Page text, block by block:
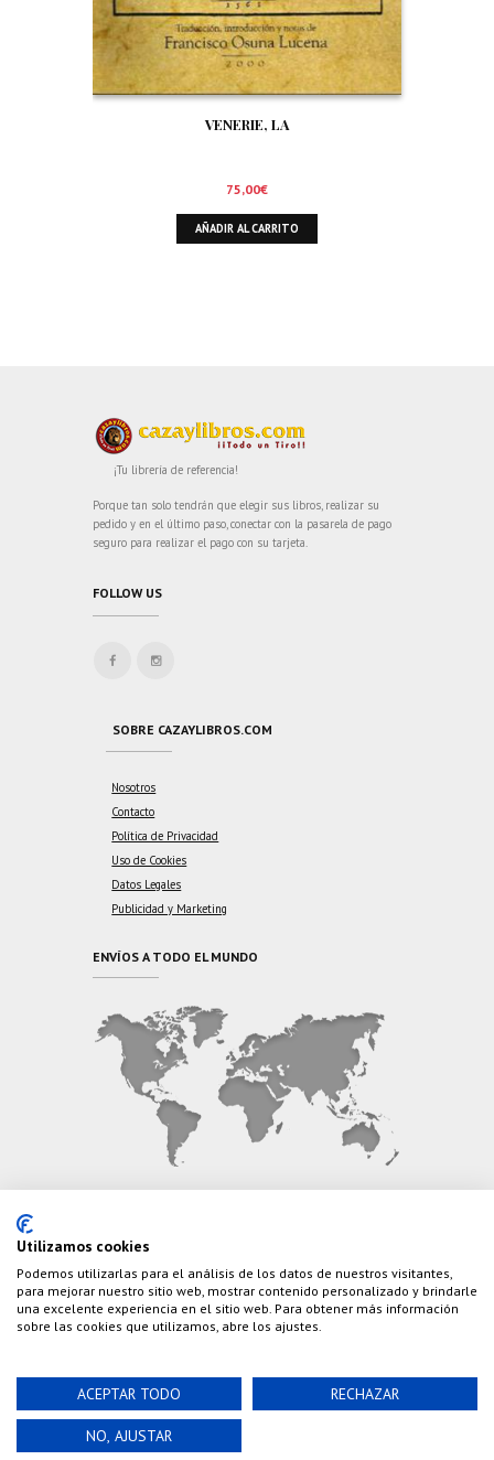
VENERIE, LA
75,00€
AÑADIR AL CARRITO
¡Tu librería de referencia!
Porque tan solo tendrán que elegir sus libros, realizar su
pedido y en el último paso, conectar con la pasarela de pago
seguro para realizar el pago con su tarjeta.
FOLLOW US
SOBRE CAZAYLIBROS.COM
Nosotros
Contacto
Política de Privacidad
Uso de Cookies
Datos Legales
Publicidad y Marketing
ENVÍOS A TODO EL MUNDO
Teléfono: (+34) 626 495 499
E-Mail: info@cazaylibros.com
Powered by©Nao Grupo de Comunicación, S.L.
2020 Cazaylibros.com ¡Todo Un Tiro!, todos los
derechos reservados.
Utilizamos cookies
Podemos utilizarlas para el análisis de los datos de nuestros visitantes,
para mejorar nuestro sitio web, mostrar contenido personalizado y brindarle
una excelente experiencia en el sitio web. Para obtener más información
sobre las cookies que utilizamos, abre los ajustes.
ACEPTAR TODO RECHAZAR
NO, AJUSTAR